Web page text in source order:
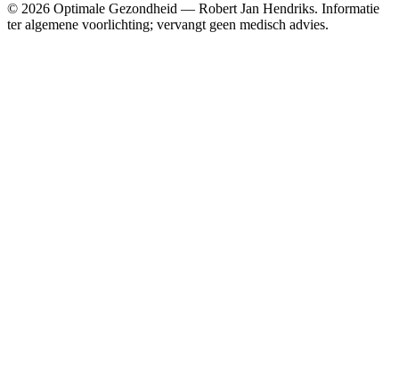
© 2026 Optimale Gezondheid — Robert Jan Hendriks. Informatie
ter algemene voorlichting; vervangt geen medisch advies.